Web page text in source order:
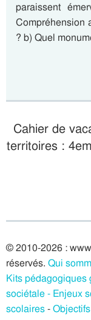
paraissent
Compréhension
? b) Quel
Cahier de
territoires :
© 2010-2026 :
réservés. Qui
Kits pédagogiques
sociétale - Enjeux
scolaires-